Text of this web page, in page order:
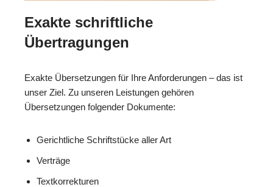
Exakte schriftliche
Übertragungen
Exakte Übersetzungen für Ihre Anforderungen – das ist
unser Ziel. Zu unseren Leistungen gehören
Übersetzungen folgender Dokumente:
Gerichtliche Schriftstücke aller Art
Verträge
Textkorrekturen